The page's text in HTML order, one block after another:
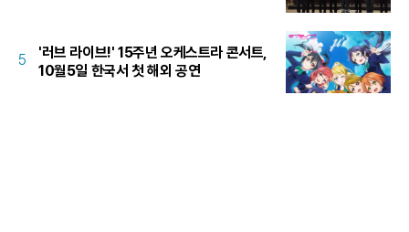
5
'러브 라이브!' 15주년 오케스트라 콘서트,
10월5일 한국서 첫 해외 공연